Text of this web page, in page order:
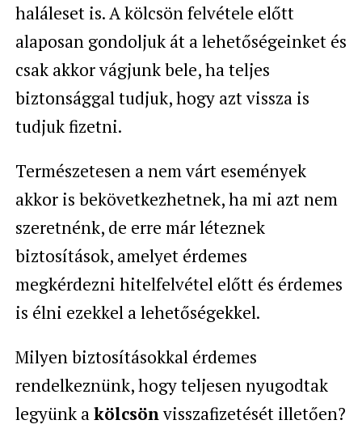
haláleset is. A kölcsön felvétele előtt
alaposan gondoljuk át a lehetőségeinket és
csak akkor vágjunk bele, ha teljes
biztonsággal tudjuk, hogy azt vissza is
tudjuk fizetni.
Természetesen a nem várt események
akkor is bekövetkezhetnek, ha mi azt nem
szeretnénk, de erre már léteznek
biztosítások, amelyet érdemes
megkérdezni hitelfelvétel előtt és érdemes
is élni ezekkel a lehetőségekkel.
Milyen biztosításokkal érdemes
rendelkeznünk, hogy teljesen nyugodtak
legyünk akölcsönvisszafizetését illetően?